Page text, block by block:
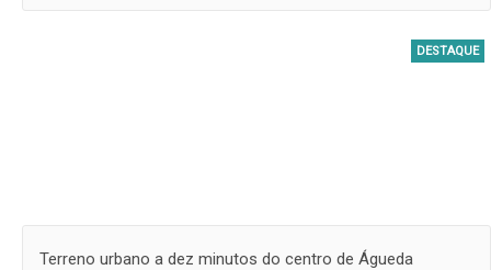
DESTAQUE
Terreno urbano a dez minutos do centro de Águeda